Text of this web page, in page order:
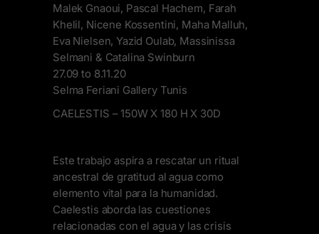
Malek Gnaoui, Pascal Hachem, Farah
Khelil, Nicene Kossentini, Maha Malluh,
Eva Nielsen, Yazid Oulab, Massinissa
Selmani & Catalina Swinburn
27.09 to 8.11.20
Selma Feriani Gallery Tunis
CAELESTIS – 150W X 180 H X 30D
Este trabajo aspira a rescatar un ritual
ancestral de gratitud al agua como
elemento vital para la humanidad.
Caelestis aborda las cuestiones
relacionadas con el agua y las crisis